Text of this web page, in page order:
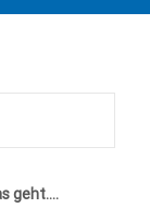
geht….